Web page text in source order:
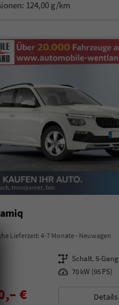
124,00 g/km
Lieferzeit: 4-7 Monate Neuwagen
Getriebe Schalt. 5-Gang
Leistung 70 kW (95 PS)
€ Details